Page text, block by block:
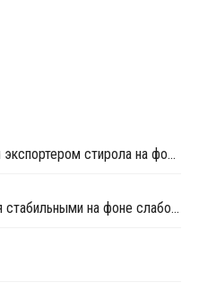
Китай стал ключевым мировым экспортером стирола на фоне кризиса на Ближнем Востоке
Мировые цены ПСВ-С остаются стабильными на фоне слабого спроса